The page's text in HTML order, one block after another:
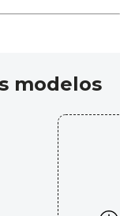
modelos